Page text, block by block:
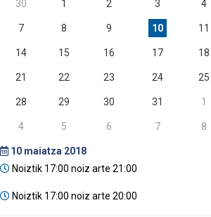
30 1 2 3 4
7 8 9 10 11
14 15 16 17 18
21 22 23 24 25
28 29 30 31 1
4 5 6 7 8
10 maiatza 2018
Noiztik 17:00 noiz arte 21:00
Noiztik 17:00 noiz arte 20:00